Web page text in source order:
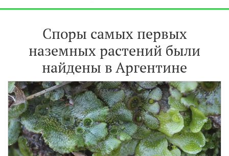
Споры самых первых
наземных растений были
найдены в Аргентине